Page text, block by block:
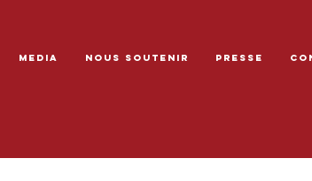
MEDIA NOUS SOUTENIR PRESSE